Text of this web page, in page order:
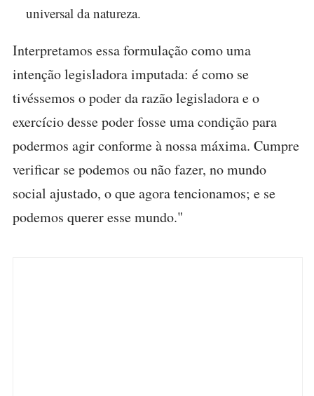
universal da natureza.
Interpretamos essa formulação como uma
intenção legisladora imputada: é como se
tivéssemos o poder da razão legisladora e o
exercício desse poder fosse uma condição para
podermos agir conforme à nossa máxima. Cumpre
verificar se podemos ou não fazer, no mundo
social ajustado, o que agora tencionamos; e se
podemos querer esse mundo."